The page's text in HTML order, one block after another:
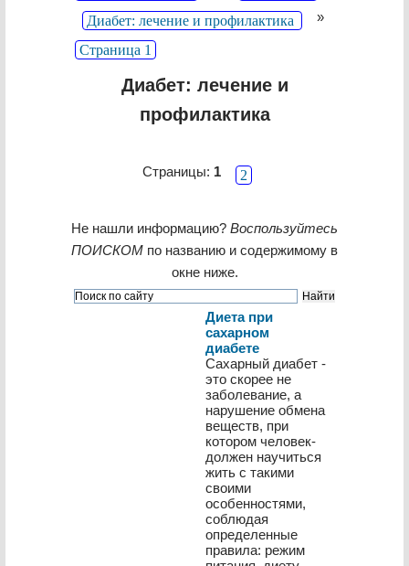
Диабет: лечение и профилактика »
Страница 1
Диабет: лечение и
профилактика
Страницы: 1 2
Не нашли информацию? Воспользуйтесь
ПОИСКОМ по названию и содержимому в
окне ниже.
Диета при
сахарном
диабете
Сахарный диабет -
это скорее не
заболевание, а
нарушение обмена
веществ, при
котором человек-
должен научиться
жить с такими
своими
особенностями,
соблюдая
определенные
правила: режим